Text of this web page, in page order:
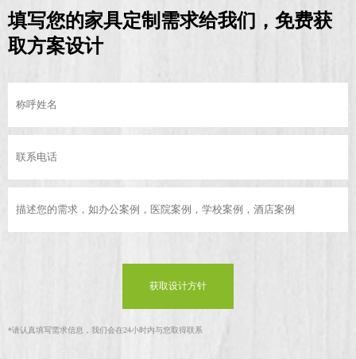
填写您的家具定制需求给我们，免费获
取方案设计
获取设计方针
*请认真填写需求信息，我们会在24小时内与您取得联系